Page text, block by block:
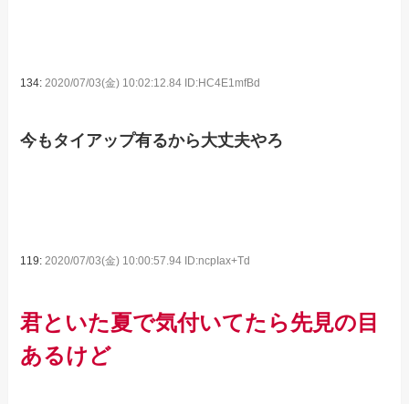
134:2020/07/03(金) 10:02:12.84 ID:HC4E1mfBd
今もタイアップ有るから大丈夫やろ
119: 2020/07/03(金) 10:00:57.94 ID:ncpIax+Td
君といた夏で気付いてたら先見の目
あるけど